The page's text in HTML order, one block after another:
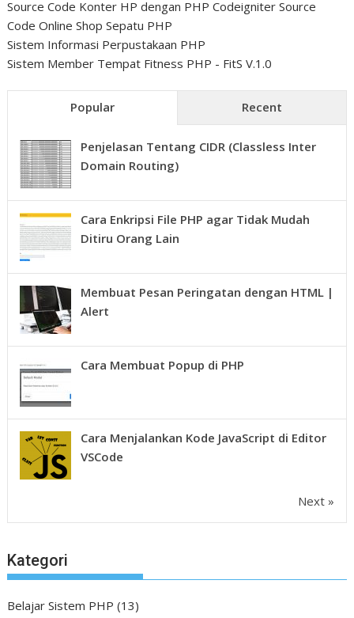
Source Code Konter HP dengan PHP Codeigniter Source
Code Online Shop Sepatu PHP
Sistem Informasi Perpustakaan PHP
Sistem Member Tempat Fitness PHP - FitS V.1.0
Popular Recent
Penjelasan Tentang CIDR (Classless Inter
Domain Routing)
Cara Enkripsi File PHP agar Tidak Mudah
Ditiru Orang Lain
Membuat Pesan Peringatan dengan HTML |
Alert
Cara Membuat Popup di PHP
Cara Menjalankan Kode JavaScript di Editor
VSCode
Next »
Kategori
Belajar Sistem PHP (13)